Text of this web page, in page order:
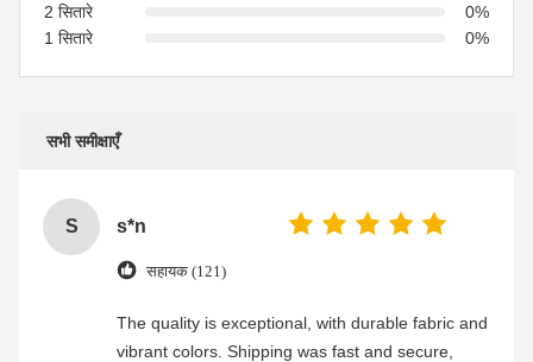
2 सितारे
0%
1 सितारे
0%
सभी समीक्षाएँ
S s*n
सहायक (121)
The quality is exceptional, with durable fabric and
vibrant colors. Shipping was fast and secure,